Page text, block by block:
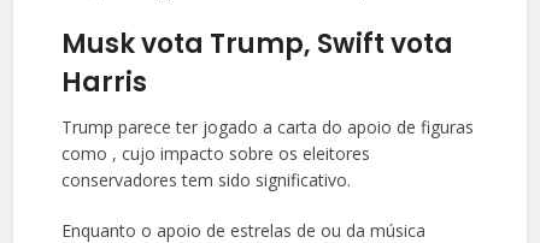
Musk vota Trump, Swift vota
Harris
Trump parece ter jogado a carta do apoio de figuras
como , cujo impacto sobre os eleitores
conservadores tem sido significativo.
Enquanto o apoio de estrelas de ou da música